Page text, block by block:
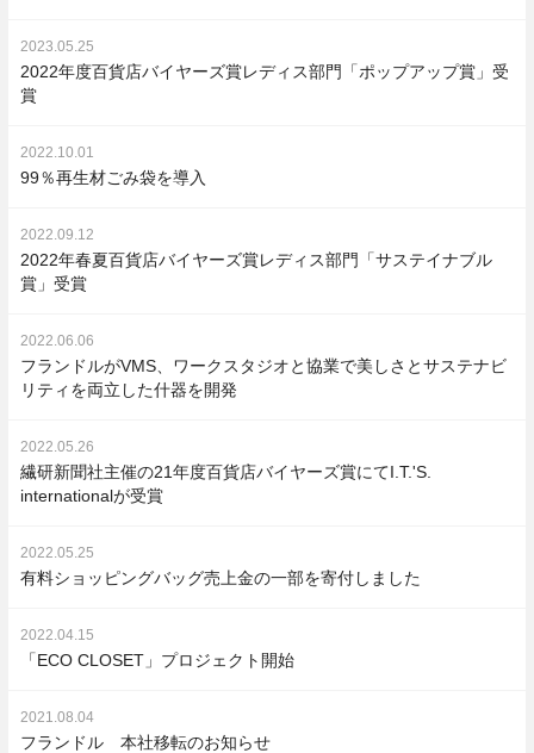
2023.05.25
2022年度百貨店バイヤーズ賞レディス部門「ポップアップ賞」受
賞
2022.10.01
99％再生材ごみ袋を導入
2022.09.12
2022年春夏百貨店バイヤーズ賞レディス部門「サステイナブル
賞」受賞
2022.06.06
フランドルがVMS、ワークスタジオと協業で美しさとサステナビ
リティを両立した什器を開発
2022.05.26
繊研新聞社主催の21年度百貨店バイヤーズ賞にてI.T.'S.
internationalが受賞
2022.05.25
有料ショッピングバッグ売上金の一部を寄付しました
2022.04.15
「ECO CLOSET」プロジェクト開始
2021.08.04
フランドル 本社移転のお知らせ